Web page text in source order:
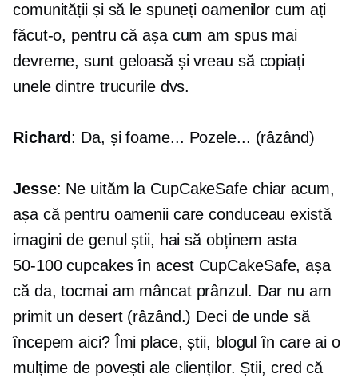
comunității și să le spuneți oamenilor cum ați
făcut-o, pentru că așa cum am spus mai
devreme, sunt geloasă și vreau să copiați
unele dintre trucurile dvs.
Richard: Da, și foame... Pozele... (râzând)
Jesse: Ne uităm la CupCakeSafe chiar acum,
așa că pentru oamenii care conduceau există
imagini de genul știi, hai să obținem asta
50-100cupcakes în acest CupCakeSafe, așa
că da, tocmai am mâncat prânzul. Dar nu am
primit un desert (râzând.) Deci de unde să
începem aici? Îmi place, știi, blogul în care ai o
mulțime de povești ale clienților. Știi, cred că